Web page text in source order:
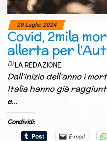
29 Luglio 2024
Covid, 2mila
allerta per
Di LA REDAZIONE
Dall’inizio dell’anno i
Italia hanno già
e…
Condividi:
E-mail